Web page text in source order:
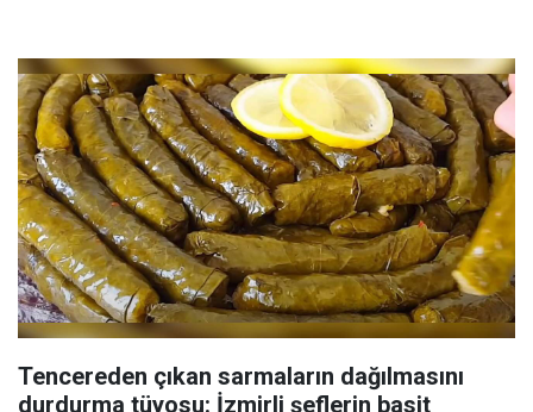
Tencereden çıkan sarmaların dağılmasını
durdurma tüyosu: İzmirli şeflerin basit